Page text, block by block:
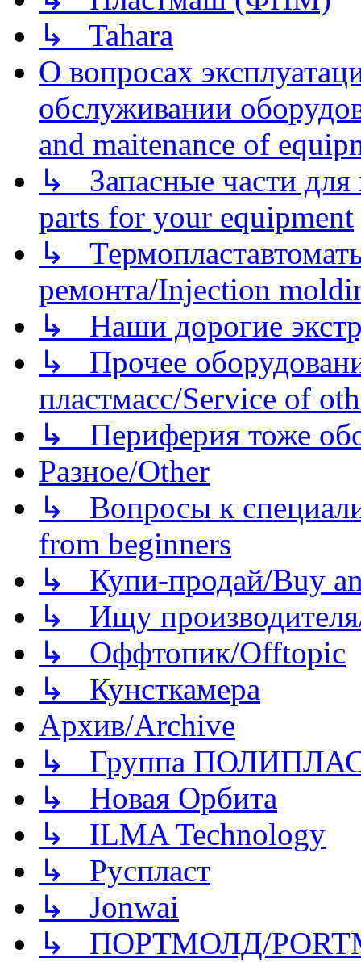
↳ Tahara
О вопросах
обслуживании
and maitenance of
↳ Запасные части для
parts for your equipment
↳
ремонта/Injection
↳ Наши дорогие
↳ Прочее
пластмасс/Service of
↳ Периферия тоже
Разное/Other
↳ Вопросы к
from beginners
↳ Купи-продай/Buy
↳ Ищу
↳ Оффтопик/Offtopic
↳ Кунсткамера
Архив/Archive
↳ Группа
↳ Новая Орбита
↳ ILMA Technology
↳ Руспласт
↳ Jonwai
↳ ПОРТМОЛД/